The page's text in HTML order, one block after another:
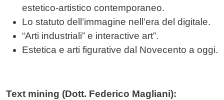
estetico-artistico contemporaneo.
Lo statuto dell’immagine nell’era del digitale.
“Arti industriali” e interactive art”.
Estetica e arti figurative dal Novecento a oggi.
Text mining (Dott. Federico Magliani):